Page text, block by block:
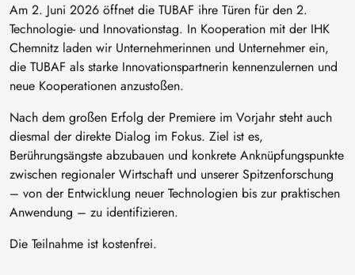
Am 2. Juni 2026 öffnet die TUBAF ihre Türen für den 2.
Technologie- und Innovationstag. In Kooperation mit der IHK
Chemnitz laden wir Unternehmerinnen und Unternehmer ein,
die TUBAF als starke Innovationspartnerin kennenzulernen und
neue Kooperationen anzustoßen.
Nach dem großen Erfolg der Premiere im Vorjahr steht auch
diesmal der direkte Dialog im Fokus. Ziel ist es,
Berührungsängste abzubauen und konkrete Anknüpfungspunkte
zwischen regionaler Wirtschaft und unserer Spitzenforschung
– von der Entwicklung neuer Technologien bis zur praktischen
Anwendung – zu identifizieren.
Die Teilnahme ist kostenfrei.